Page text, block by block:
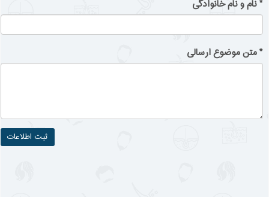
*نام و نام خانوادگی
*متن موضوع ارسالی